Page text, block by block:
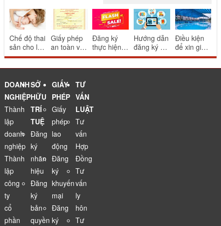
Chế độ thai
sản cho lao
động nữ
Giấy phép
an toàn vệ
sinh thực
ăn uống
Đăng ký
thực hiện
khuyến mại
Hướng dẫn
đăng ký và
thông báo
Điều kiện
để xin giấy
phép bể
DOANH
NGHIỆP
Thành
lập
doanh
nghiệp
Thành
lập
công
ty
cổ
phần
SỞ
HỮU
TRÍ
TUỆ
Đăng
ký
nhãn
hiệu
Đăng
ký
bản
quyền
GIẤY
PHÉP
Giấy
phép
lao
động
Đăng
ký
khuyến
mại
Đăng
ký
TƯ
VẤN
LUẬT
Tư
vấn
Hợp
Đồng
Tư
vấn
ly
hôn
Tư